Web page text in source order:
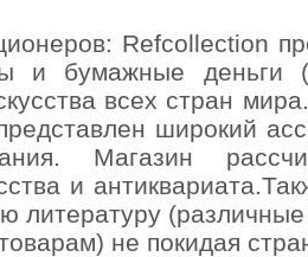
Refcollection
и бумажные деньги
всех стран
широкий
Магазин
и
литературу (различные
не покидая